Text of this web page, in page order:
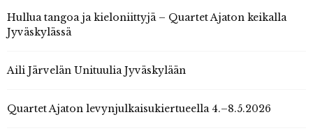
Hullua tangoa ja kieloniittyjä – Quartet Ajaton keikalla
Jyväskylässä
Aili Järvelän Unituulia Jyväskylään
Quartet Ajaton levynjulkaisukiertueella 4.–8.5.2026